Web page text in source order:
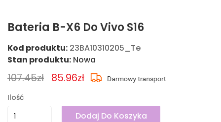
Bateria B-X6 Do Vivo S16
Kod produktu: 23BA10310205_Te
Stan produktu: Nowa
107.45zł 85.96zł
Ilość
Dodaj Do Koszyka